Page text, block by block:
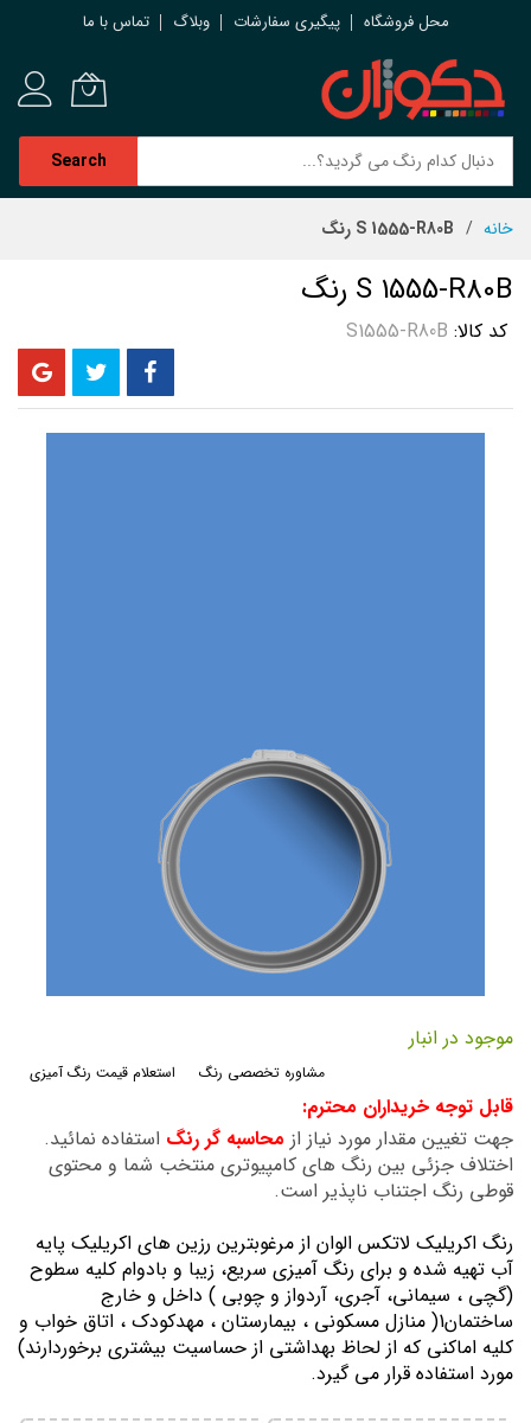
محل فروشگاه پیگیری سفارشات وبلاگ تماس با ما
Search
خانه S 1555-R80B رنگ
S 1555-R80B رنگ
کد کالا S1555-R80B
ابتدای
گالری
موجود در انبار
استعلام قیمت رنگ آمیزی مشاوره تخصصی رنگ
قابل توجه خریداران محترم:
جهت تغیین مقدار مورد نیاز از محاسبه گر رنگ استفاده نمائید.
اختلاف جزئی بین رنگ های کامپیوتری منتخب شما و محتوی
قوطی رنگ اجتناب ناپذیر است.
رنگ اكريليك لاتكس الوان از مرغوبترين رزين هاي اكريليك پايه
آب تهيه شده و برای رنگ آمیزی سریع، زیبا و بادوام کلیه سطوح
(گچی ، سیمانی، آجری، آردواز و چوبی ) داخل و خارج
ساختمان1( منازل مسكوني ، بيمارستان ، مهدكودك ، اتاق خواب و
كليه اماكني كه از لحاظ بهداشتي از حساسيت بيشتري برخوردارند)
مورد استفاده قرار می گیرد.